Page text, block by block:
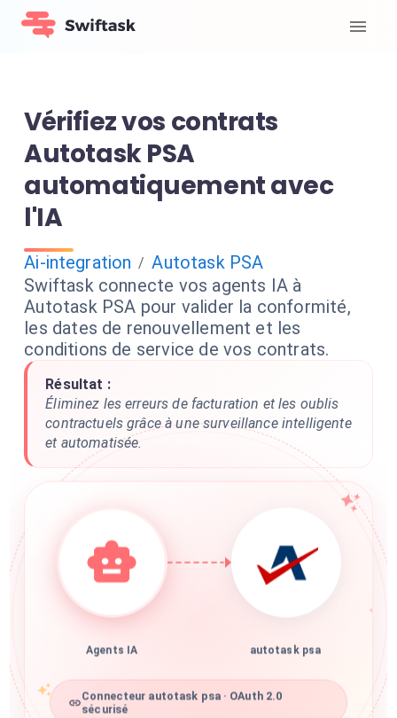
Vérifiez vos contrats
Autotask PSA
automatiquement avec
l'IA
Ai-integration / Autotask PSA
Swiftask connecte vos agents IA à
Autotask PSA pour valider la conformité,
les dates de renouvellement et les
conditions de service de vos contrats.
Résultat :
Éliminez les erreurs de facturation et les oublis
contractuels grâce à une surveillance intelligente
et automatisée.
Agents IA autotask psa
Connecteur autotask psa · OAuth 2.0
sécurisé